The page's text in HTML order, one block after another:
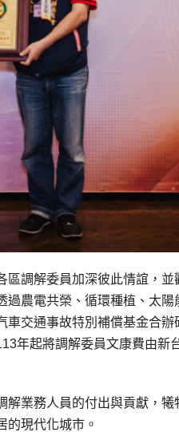
調解委員加深彼此情誼，並
農電共榮、循環種植、太
交通事故特別補償基金合
年起將調解委員文康費由新
業務人員的付出與貢獻，
的現代化城市。